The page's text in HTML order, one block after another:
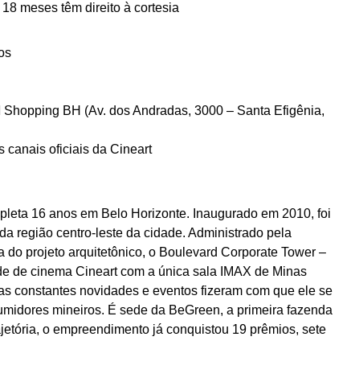
meses têm direito à cortesia
BH (Av. dos Andradas, 3000 – Santa Efigênia,
canais oficiais da Cineart
16 anos em Belo Horizonte. Inaugurado em 2010, foi
região centro-leste da cidade. Administrado pela
projeto arquitetônico, o Boulevard Corporate Tower –
de cinema Cineart com a única sala IMAX de Minas
constantes novidades e eventos fizeram com que ele se
mineiros. É sede da BeGreen, a primeira fazenda
o empreendimento já conquistou 19 prêmios, sete